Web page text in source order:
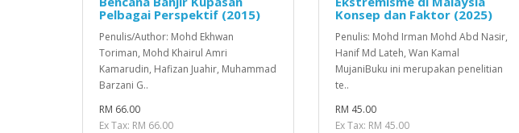
Pelbagai Perspektif (2015)
Penulis/Author: Mohd Ekhwan
Toriman, Mohd Khairul Amri
Kamarudin, Hafizan Juahir, Muhammad
Barzani G..
RM 66.00
Ex Tax: RM 66.00
Konsep dan Faktor (2025)
Penulis: Mohd Irman Mohd Abd Nasir,
Hanif Md Lateh, Wan Kamal
MujaniBuku ini merupakan penelitian
te..
RM 45.00
Ex Tax: RM 45.00